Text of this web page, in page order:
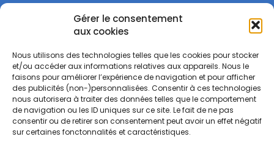
Gérer le consentement
aux cookies
Nous utilisons des technologies telles que les cookies pour stocker
et/ou accéder aux informations relatives aux appareils. Nous le
faisons pour améliorer l’expérience de navigation et pour afficher
des publicités (non-)personnalisées. Consentir à ces technologies
nous autorisera à traiter des données telles que le comportement
de navigation ou les ID uniques sur ce site. Le fait de ne pas
consentir ou de retirer son consentement peut avoir un effet négatif
sur certaines fonctonnalités et caractéristiques.
S'inscrire
M'INSCRIRE
J'ai lu et j'accepte laPolitique de Confidentialité